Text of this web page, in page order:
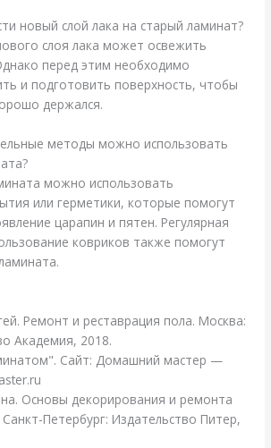
новый слой лака на старый ламинат?
слоя лака может освежить
перед этим необходимо
и подготовить поверхность, чтобы
держался.
методы можно использовать
можно использовать
или герметики, которые помогут
царапин и пятен. Регулярная
ковриков также помогут
Ремонт и реставрация пола. Москва:
Академия, 2018.
Сайт: Домашний мастер —
Основы декорирования и ремонта
Петербург: Издательство Питер,